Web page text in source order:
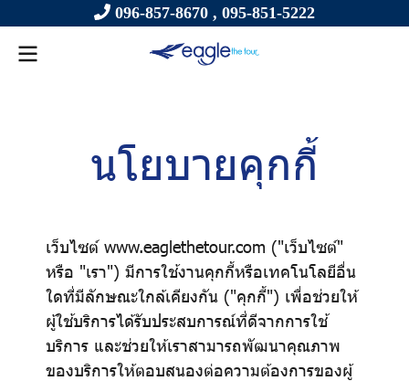
096-857-8670 , 095-851-5222
นโยบายคุกกี้
เว็บไซต์ www.eaglethetour.com ("เว็บไซต์"
หรือ "เรา") มีการใช้งานคุกกี้หรือเทคโนโลยีอื่น
ใดที่มีลักษณะใกล้เคียงกัน ("คุกกี้") เพื่อช่วยให้
ผู้ใช้บริการได้รับประสบการณ์ที่ดีจากการใช้
บริการ และช่วยให้เราสามารถพัฒนาคุณภาพ
ของบริการให้ตอบสนองต่อความต้องการของผู้